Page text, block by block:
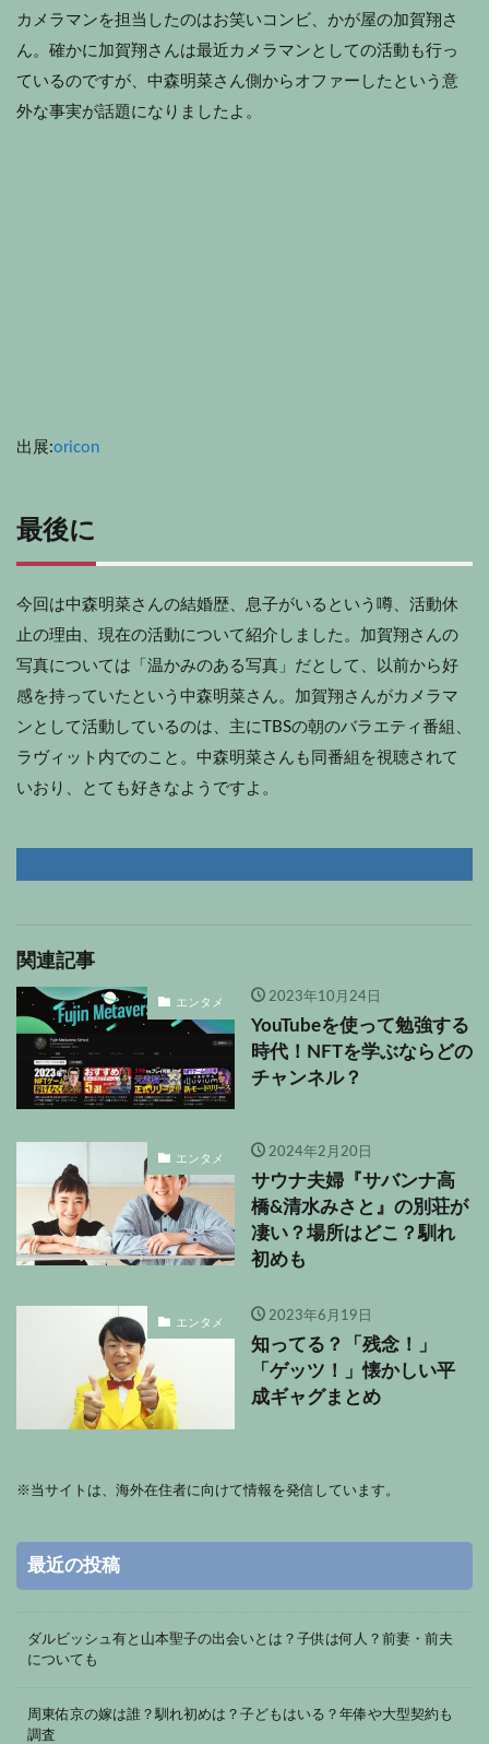
カメラマンを担当したのはお笑いコンビ、かが屋の加賀翔さ
ん。確かに加賀翔さんは最近カメラマンとしての活動も行っ
ているのですが、中森明菜さん側からオファーしたという意
外な事実が話題になりましたよ。
出展:oricon
最後に
今回は中森明菜さんの結婚歴、息子がいるという噂、活動休
止の理由、現在の活動について紹介しました。加賀翔さんの
写真については「温かみのある写真」だとして、以前から好
感を持っていたという中森明菜さん。加賀翔さんがカメラマ
ンとして活動しているのは、主にTBSの朝のバラエティ番組、
ラヴィット内でのこと。中森明菜さんも同番組を視聴されて
いおり、とても好きなようですよ。
関連記事
エンタメ 2023年10月24日
YouTubeを使って勉強する
時代！NFTを学ぶならどの
チャンネル？
エンタメ 2024年2月20日
サウナ夫婦『サバンナ高
橋&清水みさと』の別荘が
凄い？場所はどこ？馴れ
初めも
エンタメ 2023年6月19日
知ってる？「残念！」
「ゲッツ！」懐かしい平
成ギャグまとめ
※ 当サイトは、海外在住者に向けて情報を発信しています。
最近の投稿
ダルビッシュ有と山本聖子の出会いとは？子供は何人？前妻・前夫
についても
周東佑京の嫁は誰？馴れ初めは？子どもはいる？年俸や大型契約も
調査